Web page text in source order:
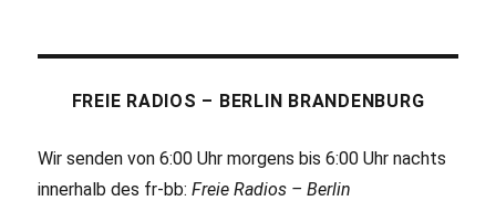
FREIE RADIOS – BERLIN BRANDENBURG
Wir senden von 6:00 Uhr morgens bis 6:00 Uhr nachts
innerhalb des fr-bb:Freie Radios – Berlin